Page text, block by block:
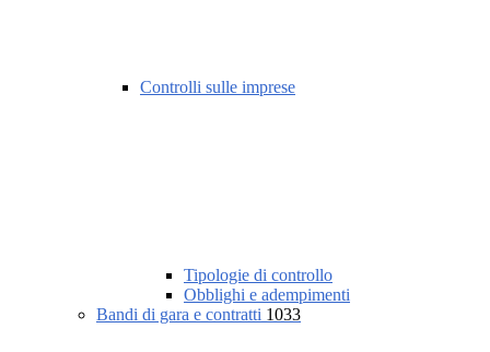
Controlli sulle imprese
Tipologie di controllo
Obblighi e adempimenti
Bandi di gara e contratti 1033